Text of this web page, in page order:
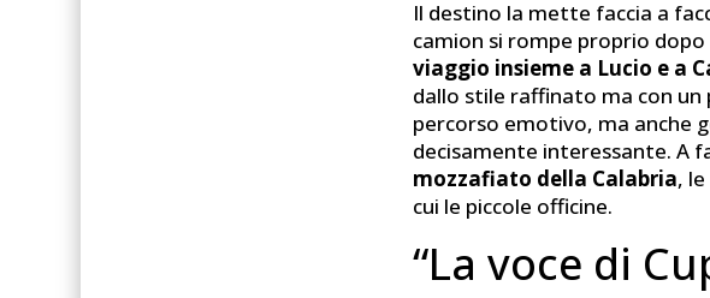
Il destino la mette faccia a
camion si rompe proprio
viaggio insieme a Lucio e a
dallo stile raffinato ma con
percorso emotivo, ma anche
decisamente interessante. A
mozzafiato della Calabria,
cui le piccole officine.
“La voce di